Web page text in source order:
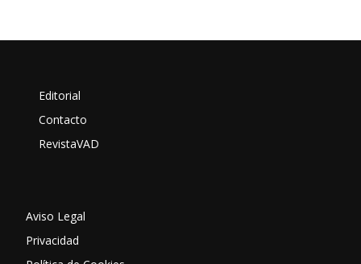
Editorial
Contacto
RevistaVAD
Aviso Legal
Privacidad